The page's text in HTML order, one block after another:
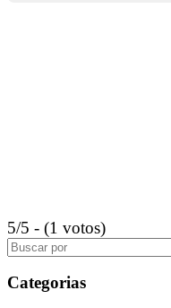
5/5 - (1 votos)
Search
for:
Categorias